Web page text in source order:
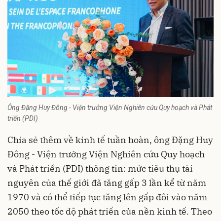
Ông Đặng Huy Đông - Viện trưởng Viện Nghiên cứu Quy hoạch và Phát
triển (PDI)
Chia sẻ thêm về kinh tế tuần hoàn, ông Đặng Huy
Đông - Viện trưởng Viện Nghiên cứu Quy hoạch
và Phát triển (PDI) thông tin: mức tiêu thụ tài
nguyên của thế giới đã tăng gấp 3 lần kể từ năm
1970 và có thể tiếp tục tăng lên gấp đôi vào năm
2050 theo tốc độ phát triển của nền kinh tế. Theo